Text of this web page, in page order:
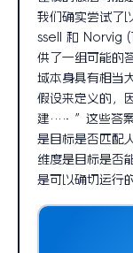
我们确实尝试了
ssell 和 Norvig
供了一组可能的
域本身具有相当
假设来定义的，
建……”这些答案
是目标是否匹配
维度是目标是否
是可以确切运行